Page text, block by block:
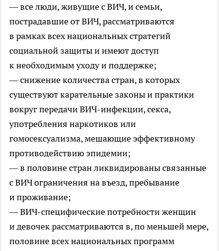
— все люди, живущие с ВИЧ, и семьи,
пострадавшие от ВИЧ, рассматриваются
в рамках всех национальных стратегий
социальной защиты и имеют доступ
к необходимым уходу и поддержке;
— снижение количества стран, в которых
существуют карательные законы и практики
вокруг передачиВИЧ-инфекции, секса,
употребления наркотиков или
гомосексуализма, мешающие эффективному
противодействию эпидемии;
— в половине стран ликвидированы связанные
с ВИЧ ограничения на въезд, пребывание
и проживание;
—ВИЧ-специфическиепотребности женщин
и девочек рассматриваются в, по меньшей мере,
половине всех национальных программ